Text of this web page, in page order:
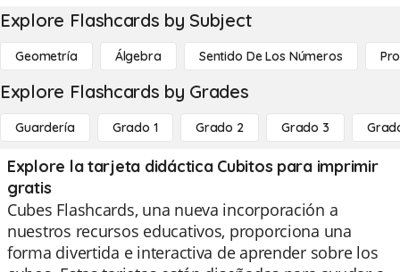
Explore Flashcards by Subject
Geometría Álgebra Sentido De Los Números
Explore Flashcards by Grades
Guardería Grado 1 Grado 2 Grado 3
Explore la tarjeta didáctica Cubitos para imprimir
gratis
Cubes Flashcards, una nueva incorporación a
nuestros recursos educativos, proporciona una
forma divertida e interactiva de aprender sobre los